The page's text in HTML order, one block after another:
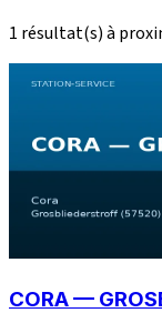
1 résultat(s) à
CORA —